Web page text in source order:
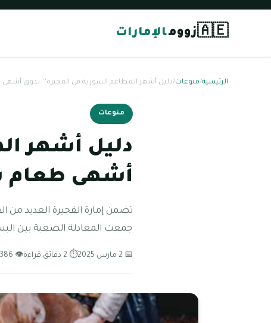
🇦🇪زوومالإمارات
الرئيسية/منوعات/دليل أشهر المطاعم السورية في الفجيرة’’ تذوق
منوعات
دليل أشهر
أشهى طعام
تضمن إمارة الفجيرة العديد من
جمعت المعادلة الصعبة بين
📅 2 مارس 2025 ⏱ 2 دقائق قراءة 👁 386 مشاهدة